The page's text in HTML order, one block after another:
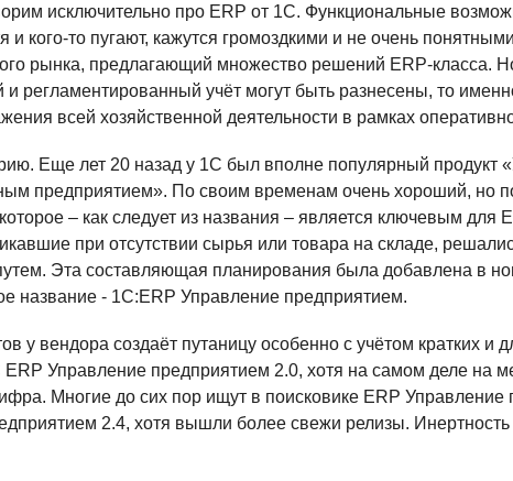
исключительно про ERP от 1С. Функциональные
и кого-то пугают, кажутся громоздкими и не очень
рынка, предлагающий множество решений ERP-класса.
и регламентированный учёт могут быть разнесены, то
всей хозяйственной деятельности в рамках
Еще лет 20 назад у 1С был вполне популярный продукт
предприятием». По своим временам очень хороший, но
– как следует из названия – является ключевым
при отсутствии сырья или товара на складе,
Эта составляющая планирования была добавлена в
название - 1С:ERP Управление предприятием.
у вендора создаёт путаницу особенно с учётом кратких и
Управление предприятием 2.0, хотя на самом деле на
Многие до сих пор ищут в поисковике ERP
2.4, хотя вышли более свежи релизы.